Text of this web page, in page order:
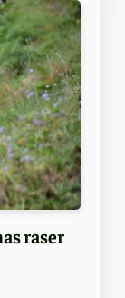
raser